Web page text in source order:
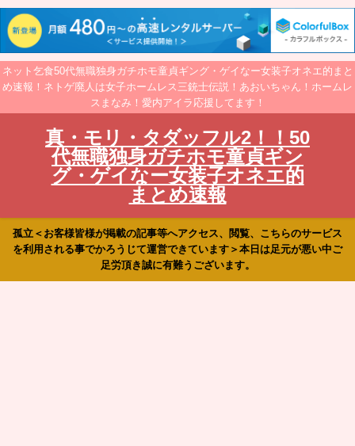
ネット乞食50代無職独身ガチホモ童貞ギング・ゲイなー女装子オネエ的まと
め速報！ネトゲ廃人は女子ホームレス三銃士伝説！あおいちゃん！ホームレ
スまなみ！愛内アイラ応援してます！
真・モリ・タダッフル2！！50
代無職独身ガチホモ童貞ギン
グ・ゲイなー女装子オネエ的
まとめ速報
孤立＜お客様皆様が掲載の記事等へアクセス、閲覧、こちらのサービス
を利用される事でかろうじて運営できています＞本日は足元が悪い中ご
足労頂き誠に有難うございます。